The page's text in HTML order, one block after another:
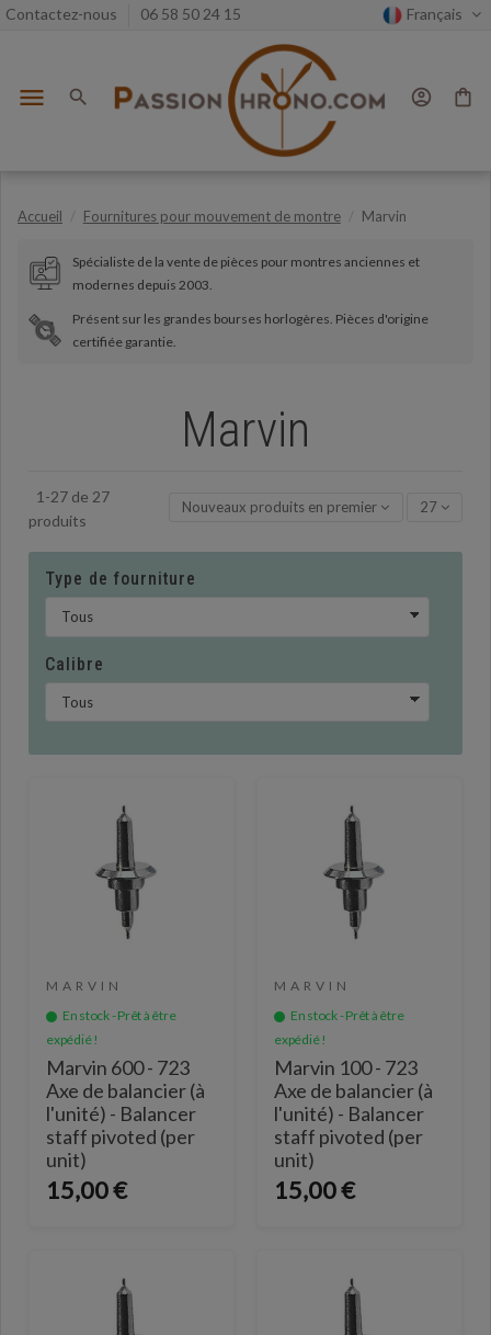
Contactez-nous 06 58 50 24 15 Français
menu search account_circle shopping_bag
Accueil Fournitures pour mouvement de montre Marvin
Spécialiste de la vente de pièces pour montres anciennes et
modernes depuis 2003.
Présent sur les grandes bourses horlogères. Pièces d'origine
certifiée garantie.
Marvin
1-27 de 27
produits
Nouveaux produits en premier 27
Type de fourniture
Calibre
MARVIN
En stock - Prêt à être
expédié !
Marvin 600 - 723
Axe de balancier (à
l'unité) - Balancer
staff pivoted (per
unit)
15,00 €
MARVIN
En stock - Prêt à être
expédié !
Marvin 100 - 723
Axe de balancier (à
l'unité) - Balancer
staff pivoted (per
unit)
15,00 €